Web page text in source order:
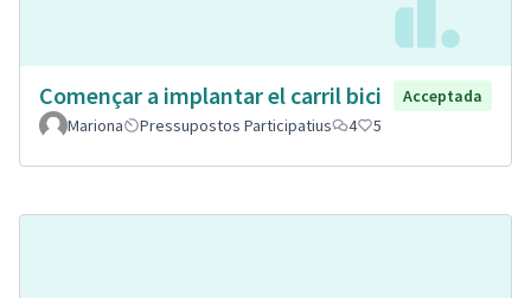
Començar a implantar el carril bici
Acceptada
Mariona
Pressupostos Participatius 4 5